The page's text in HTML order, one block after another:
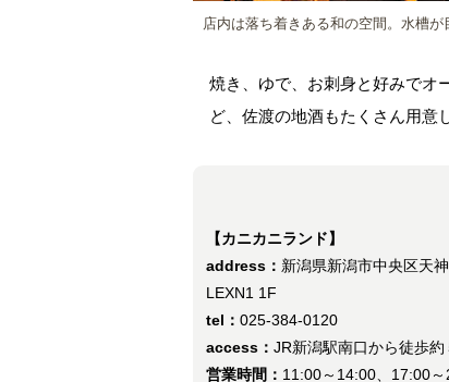
店内は落ち着きある和の空間。水槽が
焼き、ゆで、お刺身と好みでオ
ど、佐渡の地酒もたくさん用意
【カニカニランド】
address： 新潟県新潟市中央区天
LEXN1 1F
tel： 025-384-0120
access： JR新潟駅南口から徒歩約
営業時間： 11:00～14:00、17:00